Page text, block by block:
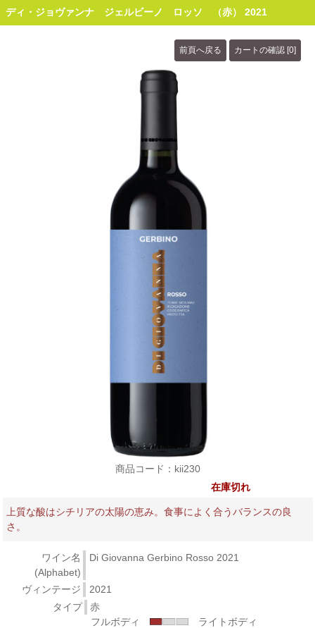
ディ・ジョヴァンナ ジェルビーノ ロッソ （赤） 2021
商品コード：kii230
在庫切れ
上質な酸はシチリアの太陽の恵み。食事によく合うバランスの良
さ。
ワイン名
(Alphabet)
Di Giovanna Gerbino Rosso 2021
ヴィンテージ
2021
タイプ
赤
フルボディ
ライトボディ